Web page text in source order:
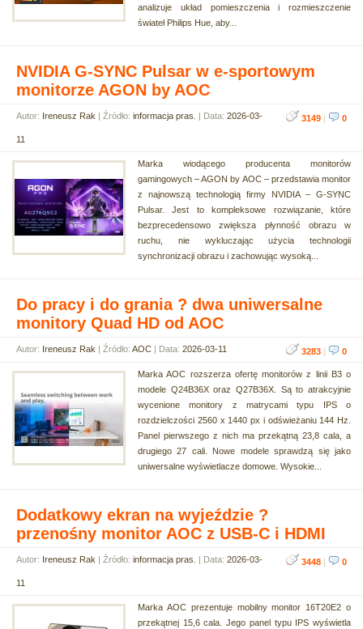
analizuje układ pomieszczenia i rozmieszczenie
świateł Philips Hue, aby...
NVIDIA G-SYNC Pulsar w e-sportowym
monitorze AGON by AOC
Autor: Ireneusz Rak | Źródło: informacja pras. | Data: 2026-03-
11
3149 | 0
Marka wiodącego producenta monitorów
gamingowych – AGON by AOC – przedstawia monitor
z najnowszą technologią firmy NVIDIA – G-SYNC
Pulsar. Jest to kompleksowe rozwiązanie, które
bezprecedensowo zwiększa płynność obrazu w
ruchu, nie wykluczając użycia technologii
synchronizacji obrazu i zachowując wysoką...
Do pracy i do grania ? dwa uniwersalne
monitory Quad HD od AOC
Autor: Ireneusz Rak | Źródło: AOC | Data: 2026-03-11 3283 | 0
Marka AOC rozszerza ofertę monitorów z linii B3 o
modele Q24B36X oraz Q27B36X. Są to atrakcyjnie
wycenione monitory z matrycami typu IPS o
rozdzielczości 2560 x 1440 px i odświeżaniu 144 Hz.
Panel pierwszego z nich ma przekątną 23,8 cala, a
drugiego 27 cali. Nowe modele sprawdzą się jako
uniwersalne wyświetlacze domowe. Wysokie...
Dodatkowy ekran na wyjeździe ?
przenośny monitor AOC z USB-C i HDMI
Autor: Ireneusz Rak | Źródło: informacja pras. | Data: 2026-03-
11
3448 | 0
Marka AOC prezentuje mobilny monitor 16T20E2 o
przekątnej 15,6 cala. Jego panel typu IPS wyświetla